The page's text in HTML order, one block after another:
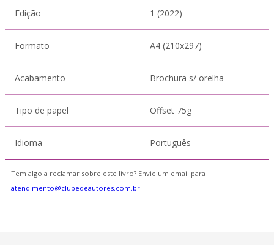
Edição 1 (2022)
Formato A4 (210x297)
Acabamento Brochura s/ orelha
Tipo de papel Offset 75g
Idioma Português
Tem algo a reclamar sobre este livro? Envie um email para
atendimento@clubedeautores.com.br